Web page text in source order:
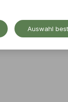
Auswahl